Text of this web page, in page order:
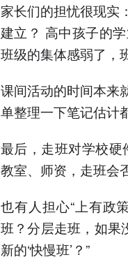
家长们的担忧很现实
建立？ 高中孩子的
班级的集体感弱了，
课间活动的时间本来
单整理一下笔记估计
最后，走班对学校
教室、师资，走班会
也有人担心“上有政
班？分层走班，如果
新的‘快慢班’？”